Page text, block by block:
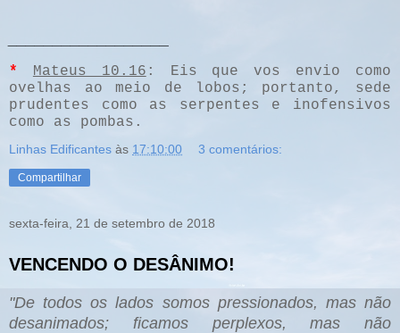
* Mateus 10.16 : Eis que vos envio como
ovelhas ao meio de lobos; portanto, sede
prudentes como as serpentes e inofensivos
como as pombas.
Linhas Edificantes às 17:10:00 3 comentários:
Compartilhar
sexta-feira, 21 de setembro de 2018
VENCENDO O DESÂNIMO!
"De todos os lados somos pressionados, mas não
desanimados; ficamos perplexos, mas não